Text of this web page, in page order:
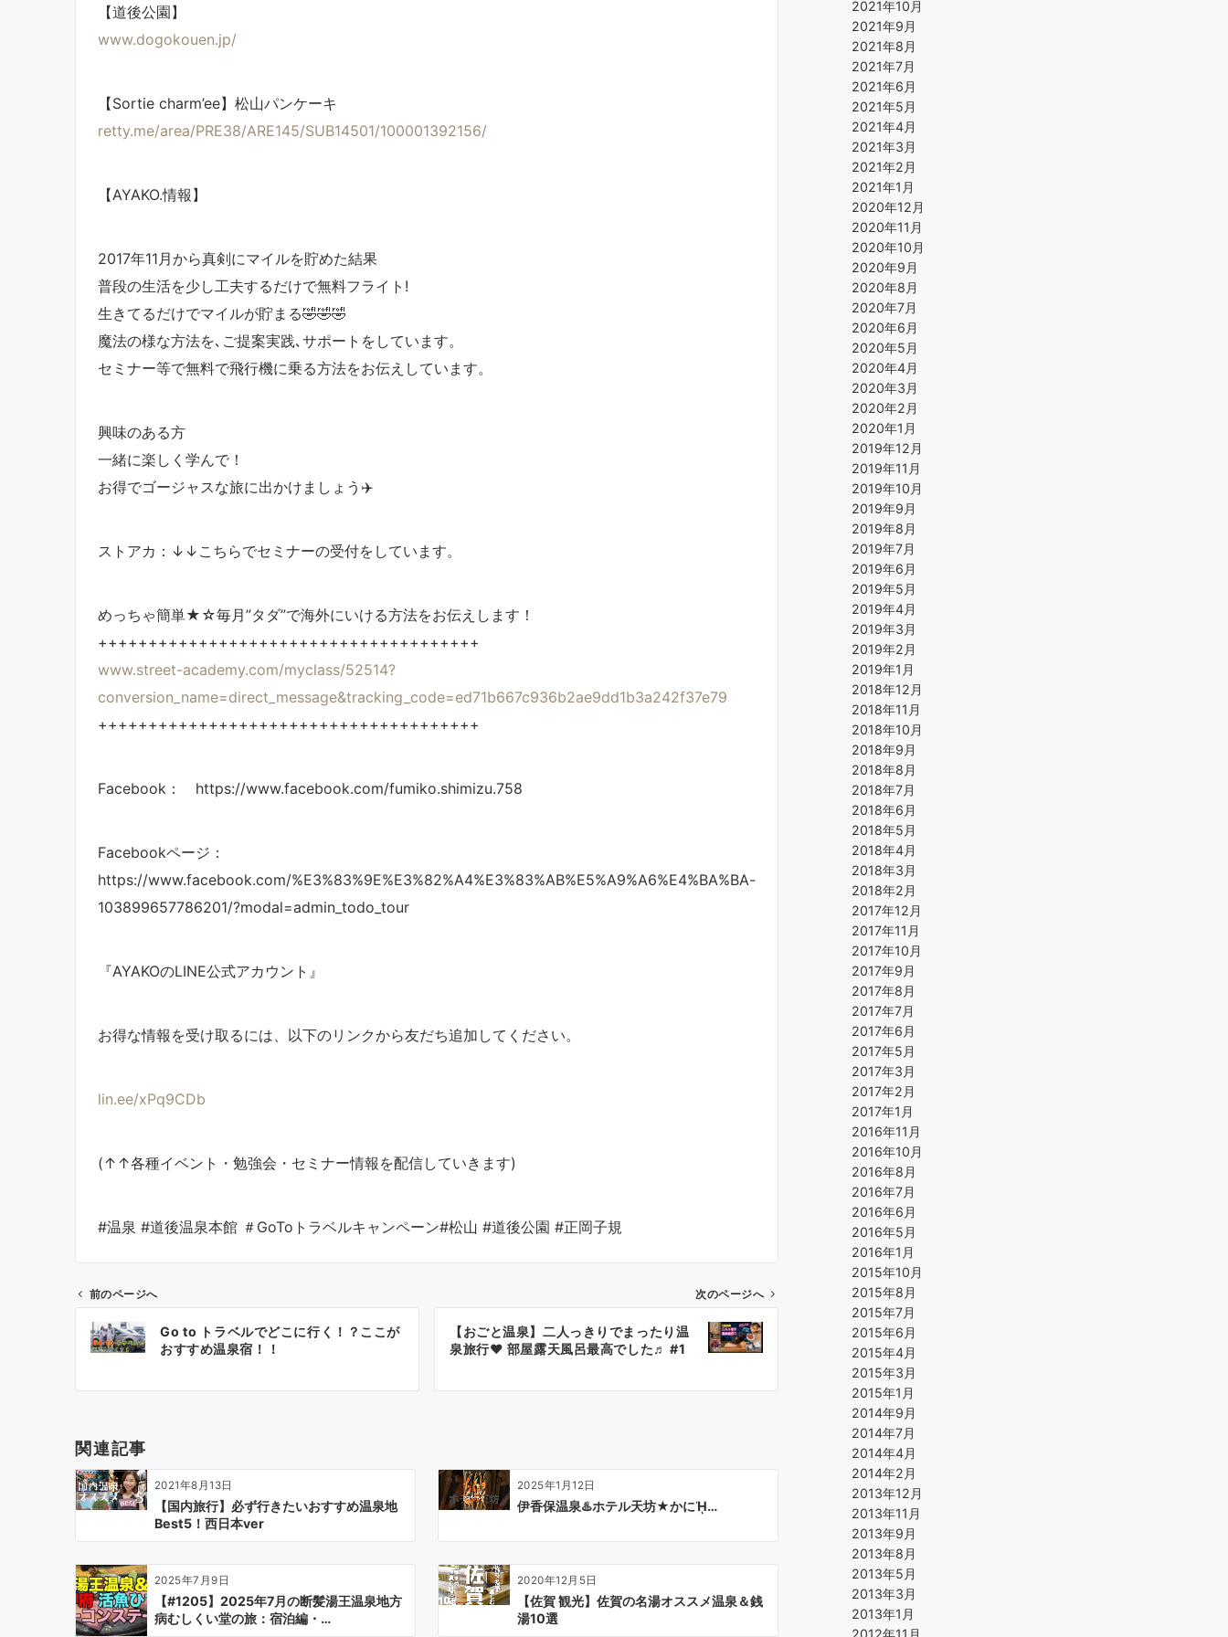
【道後公園】
www.dogokouen.jp/
【Sortie charm’ee】松山パンケーキ
retty.me/area/PRE38/ARE145/SUB14501/100001392156/
【AYAKO.情報】
2017年11月から真剣にマイルを貯めた結果
普段の生活を少し工夫するだけで無料フライト!
生きてるだけでマイルが貯まる🤣🤣🤣
魔法の様な方法を､ご提案実践､サポートをしています。
セミナー等で無料で飛行機に乗る方法をお伝えしています。
興味のある方
一緒に楽しく学んで！
お得でゴージャスな旅に出かけましょう✈️
ストアカ：↓↓こちらでセミナーの受付をしています。
めっちゃ簡単★☆毎月”タダ”で海外にいける方法をお伝えします！
++++++++++++++++++++++++++++++++++++++
www.street-academy.com/myclass/52514?
conversion_name=direct_message&tracking_code=ed71b667c936b2ae9dd1b3a242f37e79
++++++++++++++++++++++++++++++++++++++
Facebook： https://www.facebook.com/fumiko.shimizu.758
Facebookページ：
https://www.facebook.com/%E3%83%9E%E3%82%A4%E3%83%AB%E5%A9%A6%E4%BA%BA-
103899657786201/?modal=admin_todo_tour
『AYAKOのLINE公式アカウント』
お得な情報を受け取るには、以下のリンクから友だち追加してください。
lin.ee/xPq9CDb
(↑↑各種イベント・勉強会・セミナー情報を配信していきます)
#温泉 #道後温泉本館 ＃GoToトラベルキャンペーン#松山 #道後公園 #正岡子規
ビ
シ
ョ
ン
前のページへ
Go to トラベルでどこに行く！？ここが
おすすめ温泉宿！！
次のページへ
【おごと温泉】二人っきりでまったり温
泉旅行♥ 部屋露天風呂最高でした♬ #1
関連記事
2021年8月13日
【国内旅行】必ず行きたいおすすめ温泉地
Best5！西日本ver
2025年1月12日
伊香保温泉♨️ホテル天坊★かにᾘ…
2025年7月9日
【#1205】2025年7月の断髪湯王温泉地方
病むしくい堂の旅：宿泊編・…
2020年12月5日
【佐賀 観光】佐賀の名湯オススメ温泉＆銭
湯10選
2021年10月
2021年9月
2021年8月
2021年7月
2021年6月
2021年5月
2021年4月
2021年3月
2021年2月
2021年1月
2020年12月
2020年11月
2020年10月
2020年9月
2020年8月
2020年7月
2020年6月
2020年5月
2020年4月
2020年3月
2020年2月
2020年1月
2019年12月
2019年11月
2019年10月
2019年9月
2019年8月
2019年7月
2019年6月
2019年5月
2019年4月
2019年3月
2019年2月
2019年1月
2018年12月
2018年11月
2018年10月
2018年9月
2018年8月
2018年7月
2018年6月
2018年5月
2018年4月
2018年3月
2018年2月
2017年12月
2017年11月
2017年10月
2017年9月
2017年8月
2017年7月
2017年6月
2017年5月
2017年3月
2017年2月
2017年1月
2016年11月
2016年10月
2016年8月
2016年7月
2016年6月
2016年5月
2016年1月
2015年10月
2015年8月
2015年7月
2015年6月
2015年4月
2015年3月
2015年1月
2014年9月
2014年7月
2014年4月
2014年2月
2013年12月
2013年11月
2013年9月
2013年8月
2013年5月
2013年3月
2013年1月
2012年11月